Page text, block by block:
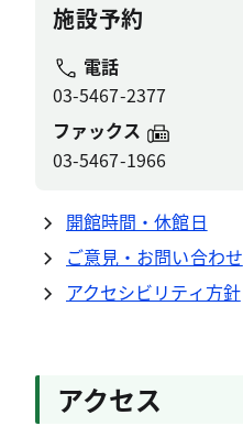
施設予約
電話
03-5467-2377
ファックス
03-5467-1966
開館時間・休館日
ご意見・お問い合わせ
アクセシビリティ方針
アクセス